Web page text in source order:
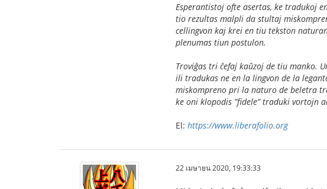
Esperantistoj ofte asertas, ke tradukoj
tio rezultas malpli da stultaj
cellingvon kaj krei en tiu tekston
plenumas tiun postulon.
Troviĝas tri ĉefaj kaŭzoj de tiu manko.
ili tradukas ne en la lingvon de la
miskompreno pri la naturo de beletra
ke oni klopodis ”fidele” traduki vortojn
El: https://www.liberafolio.org
22 เมษายน 2020, 19:33:33